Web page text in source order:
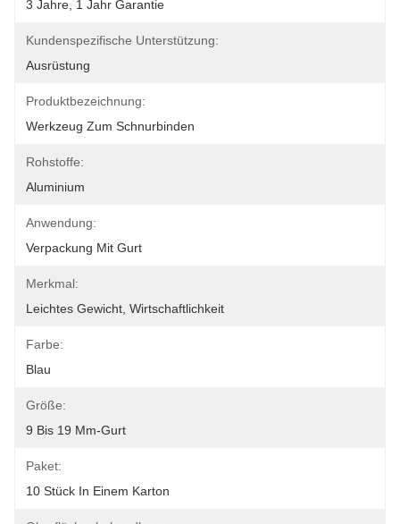
3 Jahre, 1 Jahr Garantie
Kundenspezifische Unterstützung:
Ausrüstung
Produktbezeichnung:
Werkzeug Zum Schnurbinden
Rohstoffe:
Aluminium
Anwendung:
Verpackung Mit Gurt
Merkmal:
Leichtes Gewicht, Wirtschaftlichkeit
Farbe:
Blau
Größe:
9 Bis 19 Mm-Gurt
Paket:
10 Stück In Einem Karton